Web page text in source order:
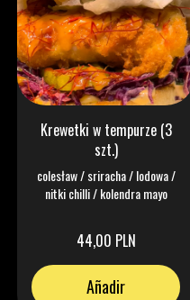
Krewetki w tempurze (3
szt.)
colesław / sriracha / lodowa /
nitki chilli / kolendra mayo
44,00 PLN
Añadir